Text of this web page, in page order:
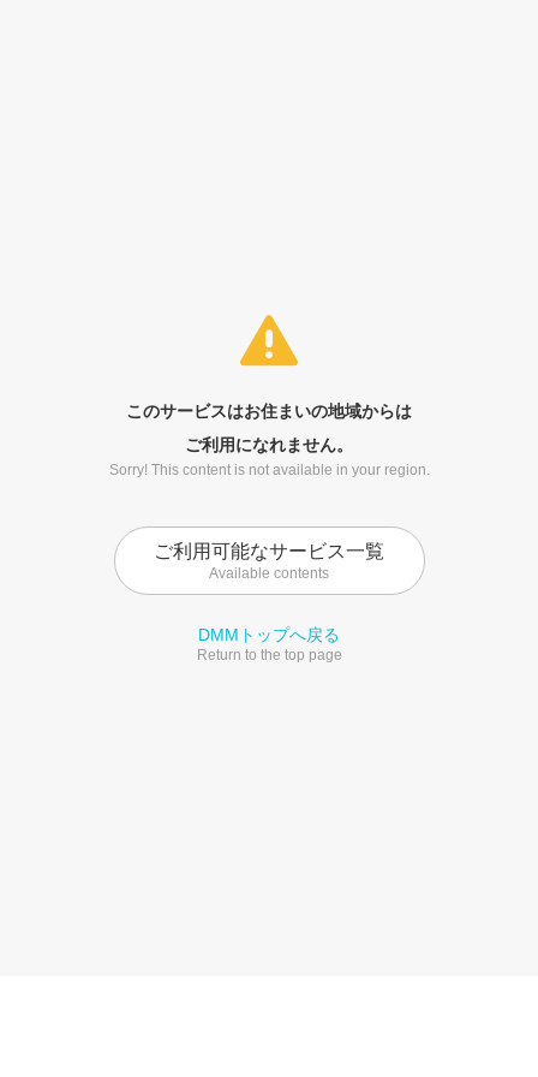
このサービスはお住まいの地域からは
ご利用になれません。
Sorry! This content is not available in your region.
ご利用可能なサービス一覧
Available contents
DMMトップへ戻る
Return to the top page